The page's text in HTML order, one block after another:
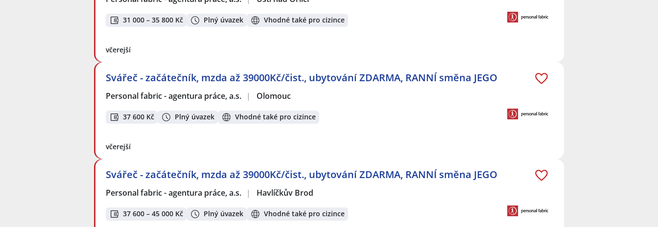
31 000 – 35 800 Kč Plný úvazek Vhodné také pro cizince
včerejší
Svářeč - začátečník, mzda až 39000Kč/čist., ubytování ZDARMA, RANNÍ směna JEGO
Personal fabric - agentura práce, a.s. | Olomouc
37 600 Kč Plný úvazek Vhodné také pro cizince
včerejší
Svářeč - začátečník, mzda až 39000Kč/čist., ubytování ZDARMA, RANNÍ směna JEGO
Personal fabric - agentura práce, a.s. | Havlíčkův Brod
37 600 – 45 000 Kč Plný úvazek Vhodné také pro cizince